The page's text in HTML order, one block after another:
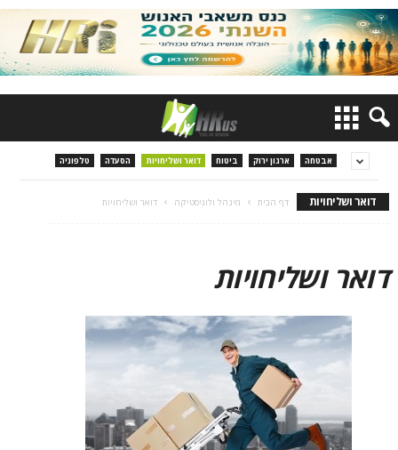
אבטחה ארגון ירוק ביטוח דואר ושליחויות הסעדה טלפוניה
דואר ושליחויות דף הבית מינהל ולוגיסטיקה דואר ושליחויות
דואר ושליחויות